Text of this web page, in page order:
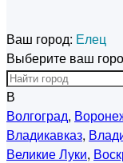
Ваш город: Елец
Выберите ваш
В
Волгоград,
Владикавказ,
Великие Луки,